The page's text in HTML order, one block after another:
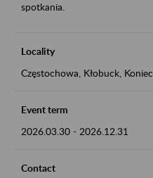
spotkania.
Locality
Częstochowa, Kłobuck,
Event term
2026.03.30 - 2026.12.31
Contact